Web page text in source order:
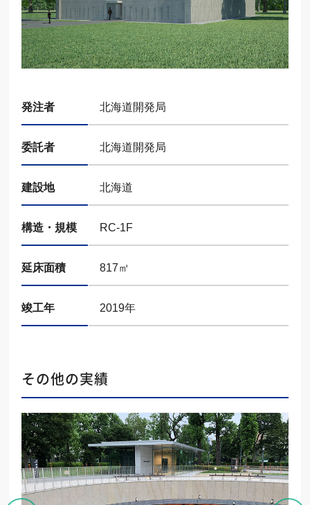
発注者 北海道開発局
委託者 北海道開発局
建設地 北海道
構造・規模 RC-1F
延床面積 817㎡
竣工年 2019年
その他の実績